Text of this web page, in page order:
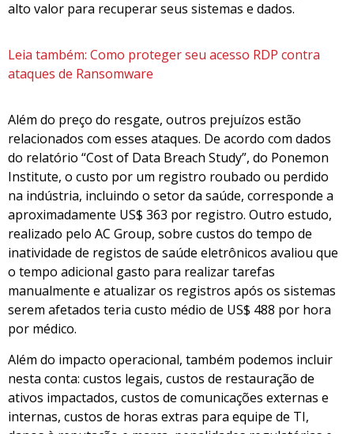
alto valor para recuperar seus sistemas e dados.
Leia também: Como proteger seu acesso RDP contra
ataques de Ransomware
Além do preço do resgate, outros prejuízos estão
relacionados com esses ataques. De acordo com dados
do relatório “Cost of Data Breach Study”, do Ponemon
Institute, o custo por um registro roubado ou perdido
na indústria, incluindo o setor da saúde, corresponde a
aproximadamente US$ 363 por registro. Outro estudo,
realizado pelo AC Group, sobre custos do tempo de
inatividade de registos de saúde eletrônicos avaliou que
o tempo adicional gasto para realizar tarefas
manualmente e atualizar os registros após os sistemas
serem afetados teria custo médio de US$ 488 por hora
por médico.
Além do impacto operacional, também podemos incluir
nesta conta: custos legais, custos de restauração de
ativos impactados, custos de comunicações externas e
internas, custos de horas extras para equipe de TI,